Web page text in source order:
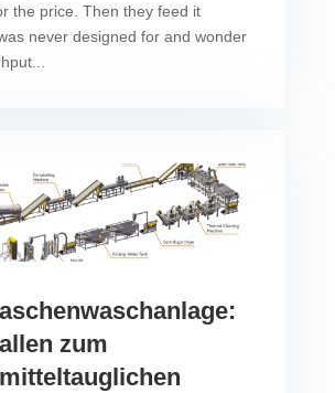
the price. Then they feed it
never designed for and wonder
zum